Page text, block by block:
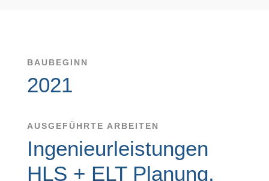
BAUBEGINN
2021
AUSGEFÜHRTE ARBEITEN
Ingenieurleistungen
HLS + ELT Planung,